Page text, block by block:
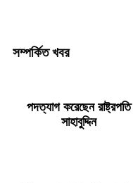
সম্পর্কিত খবর
পদত্যাগ করেছেন রাষ্ট্রপতি
সাহাবুদ্দিন